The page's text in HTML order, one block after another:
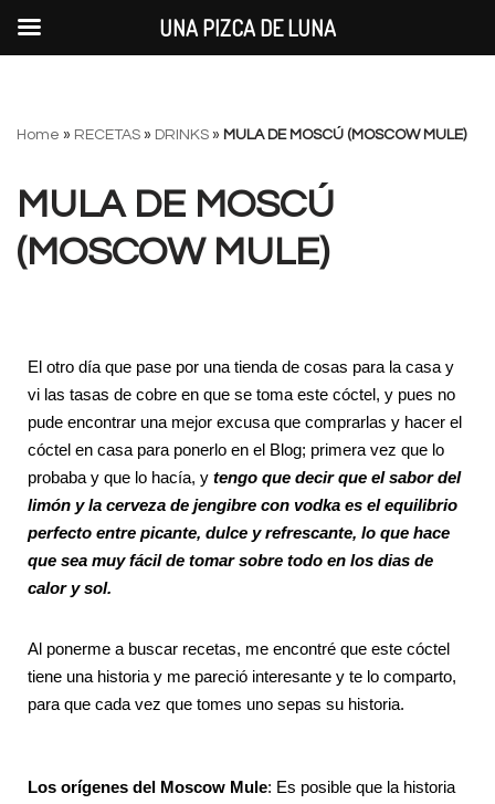
al
Home » RECETAS » DRINKS » MULA DE MOSCÚ (MOSCOW MULE)
MULA DE MOSCÚ
(MOSCOW MULE)
El otro día que pase por una tienda de cosas para la casa y
vi las tasas de cobre en que se toma este cóctel, y pues no
pude encontrar una mejor excusa que comprarlas y hacer el
cóctel en casa para ponerlo en el Blog; primera vez que lo
probaba y que lo hacía, y tengo que decir que el sabor del
limón y la cerveza de jengibre con vodka es el equilibrio
perfecto entre picante, dulce y refrescante, lo que hace
que sea muy fácil de tomar sobre todo en los dias de
calor y sol.
Al ponerme a buscar recetas, me encontré que este cóctel
tiene una historia y me pareció interesante y te lo comparto,
para que cada vez que tomes uno sepas su historia.
Los orígenes del Moscow Mule: Es posible que la historia
UNA PIZCA DE LUNA